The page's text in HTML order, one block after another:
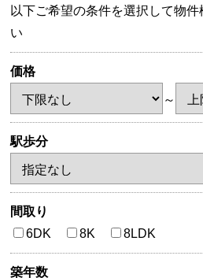
以下ご希望の条件を選択して物
い
価格
～
駅歩分
間取り
6DK
8K 8LDK
築年数